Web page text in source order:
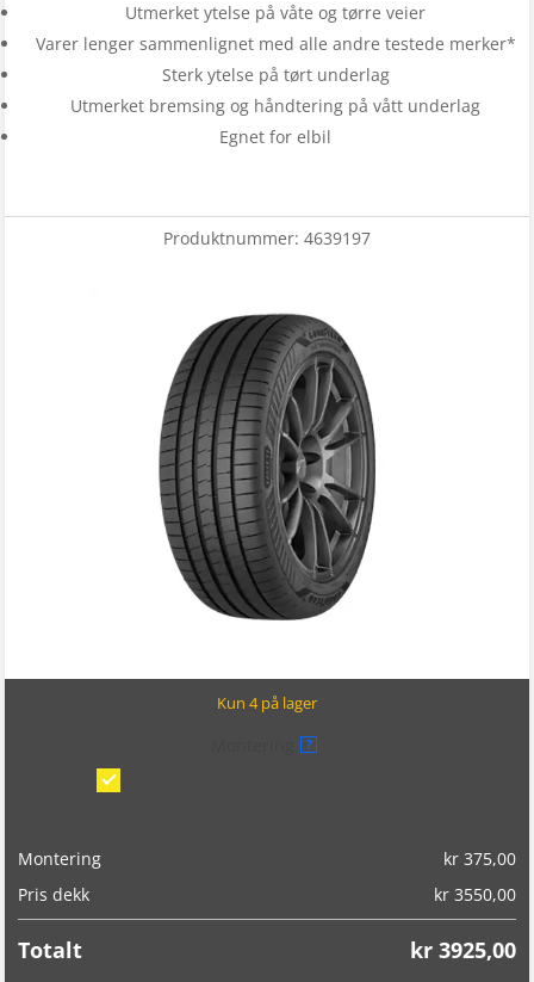
Utmerket ytelse på våte og tørre veier
Varer lenger sammenlignet med alle andre testede merker*
Sterk ytelse på tørt underlag
Utmerket bremsing og håndtering på vått underlag
Egnet for elbil
Produktnummer: 4639197
Kun 4 på lager
?
Montering kr375,00
Pris dekk
kr3550,00
Totalt kr3925,00